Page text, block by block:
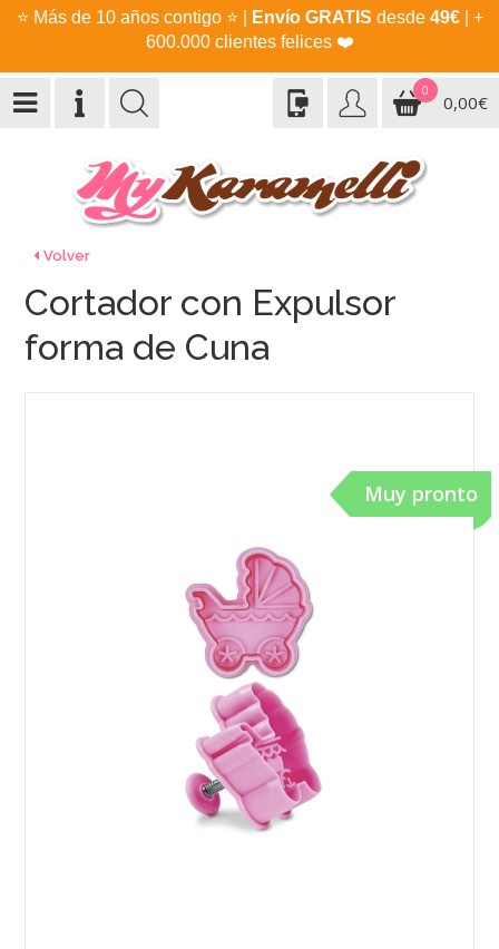
⭐ Más de 10 años contigo ⭐ Envío GRATIS desde 49€| +
600.000 clientes felices ❤️
0
0,00€
Volver
Muy pronto
Cortador con Expulsor
forma de Cuna